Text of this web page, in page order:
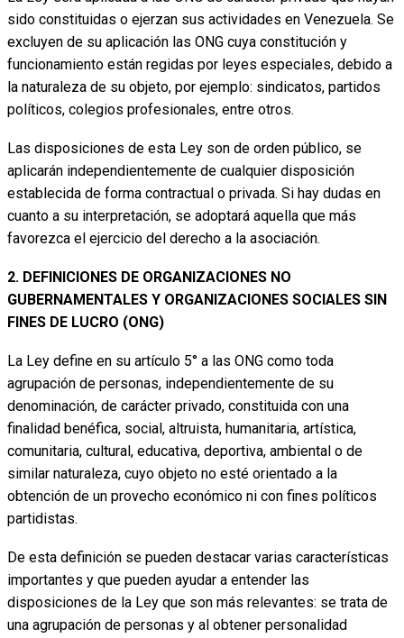
sido constituidas o ejerzan sus actividades en Venezuela. Se
excluyen de su aplicación las ONG cuya constitución y
funcionamiento están regidas por leyes especiales, debido a
la naturaleza de su objeto, por ejemplo: sindicatos, partidos
políticos, colegios profesionales, entre otros.
Las disposiciones de esta Ley son de orden público, se
aplicarán independientemente de cualquier disposición
establecida de forma contractual o privada. Si hay dudas en
cuanto a su interpretación, se adoptará aquella que más
favorezca el ejercicio del derecho a la asociación.
2. DEFINICIONES DE ORGANIZACIONES NO
GUBERNAMENTALES Y ORGANIZACIONES SOCIALES SIN
FINES DE LUCRO (ONG)
La Ley define en su artículo 5° a las ONG como toda
agrupación de personas, independientemente de su
denominación, de carácter privado, constituida con una
finalidad benéfica, social, altruista, humanitaria, artística,
comunitaria, cultural, educativa, deportiva, ambiental o de
similar naturaleza, cuyo objeto no esté orientado a la
obtención de un provecho económico ni con fines políticos
partidistas.
De esta definición se pueden destacar varias características
importantes y que pueden ayudar a entender las
disposiciones de la Ley que son más relevantes: se trata de
una agrupación de personas y al obtener personalidad